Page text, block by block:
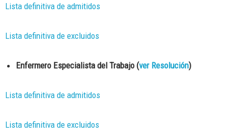
Lista definitiva de admitidos
Lista definitiva de excluidos
Enfermero Especialista del Trabajo (ver Resolución)
Lista definitiva de admitidos
Lista definitiva de excluidos